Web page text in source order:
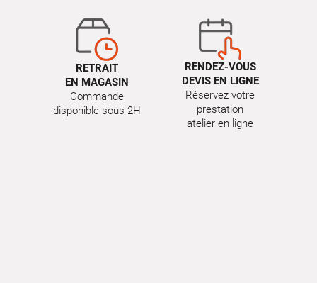
RETRAIT
EN MAGASIN
Commande
disponible sous 2H
RENDEZ-VOUS
DEVIS EN LIGNE
Réservez votre
prestation
atelier en ligne